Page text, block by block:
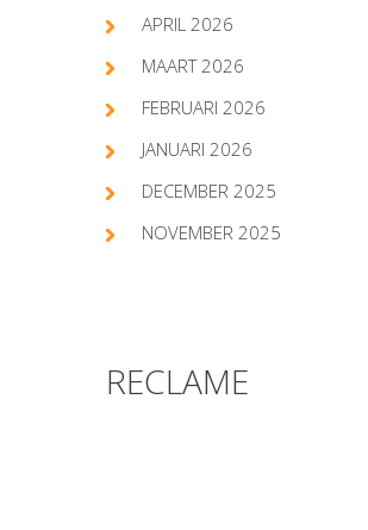
APRIL 2026
MAART 2026
FEBRUARI 2026
JANUARI 2026
DECEMBER 2025
NOVEMBER 2025
RECLAME